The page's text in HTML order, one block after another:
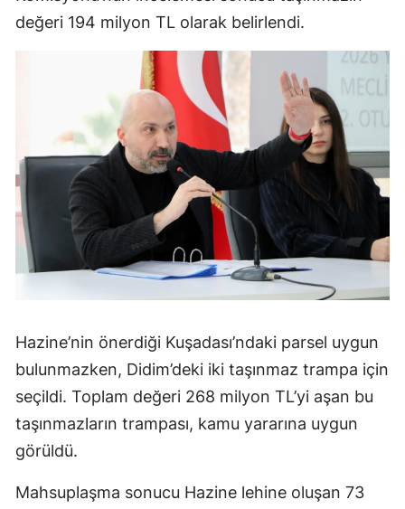
değeri 194 milyon TL olarak belirlendi.
Hazine’nin önerdiği Kuşadası’ndaki parsel uygun
bulunmazken, Didim’deki iki taşınmaz trampa için
seçildi. Toplam değeri 268 milyon TL’yi aşan bu
taşınmazların trampası, kamu yararına uygun
görüldü.
Mahsuplaşma sonucu Hazine lehine oluşan 73